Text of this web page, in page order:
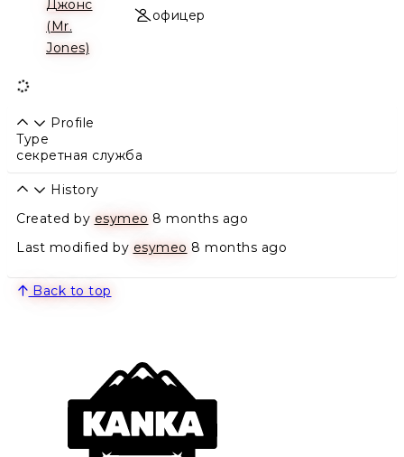
Джонс
(Mr.
Jones)
офицер
Profile
Type
секретная служба
History
Created by esymeo 8 months ago
Last modified by esymeo 8 months ago
Back to top